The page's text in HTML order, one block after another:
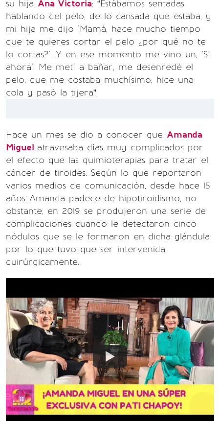
su hija Ana Victoria: “Estábamos sentadas
hablando del pelo, de lo cansada que estaba, y
mi hija me dijo `Mamá, hace mucho tiempo
que te quieres cortar el pelo ¿por qué no te
lo cortas?´. Y en ese momento me vino un, `Sí,
ahora´. Me metí a bañar, me desenredé el
pelo, que me costaba muchísimo, hice una
cola y pasó la tijera”.
Hace un mes se dio a conocer que Amanda
Miguel atravesaba días muy complicados por
el efecto que las quimioterapias para tratar el
cáncer de tiroides. Según lo que reportaron
varios medios de comunicación, desde hace 15
años Amanda padece de hipotiroidismo, no
obstante, en 2019 se produjeron una serie de
complicaciones cuando le detectaron cinco
nódulos que se le formaron en dicha glándula
por lo que tuvo que ser intervenida
quirúrgicamente.